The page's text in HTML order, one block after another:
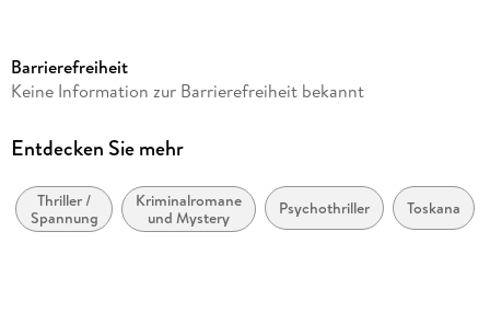
Autor/Autorin
Verlag/Hersteller
Gewicht
385 g
Barrierefreiheit
Keine Information zur Barrierefreiheit bekannt
Entdecken Sie mehr
Thriller /
Spannung
Kriminalromane
und Mystery
Psychothriller Toskana